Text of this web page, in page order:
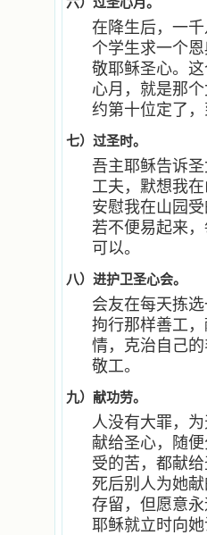
在降生后，一
个学生求一个
敬耶稣圣心。
心月，就是那
约第十位定了
七）过圣时。
吾主耶稣告诉
工夫，默想我
安慰我在山园
若不便易起来
可以。
八）进护卫圣心会。
会友在每天拣
拘行那样善工
情，克治自己
敬工。
九）献功劳。
人没有大罪，
献给圣心，随
受的苦，都献
死后别人为她
存留，但愿意
耶稣就立时向